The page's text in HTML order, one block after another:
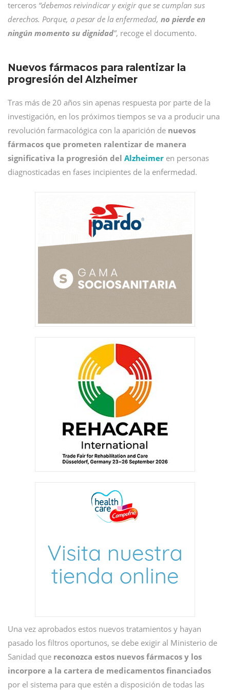
terceros “debemos reivindicar y exigir que se cumplan sus
derechos. Porque, a pesar de la enfermedad, no pierde en
ningún momento su dignidad”, recoge el documento.
Nuevos fármacos para ralentizar la
progresión del Alzheimer
Tras más de 20 años sin apenas respuesta por parte de la
investigación, en los próximos tiempos se va a producir una
revolución farmacológica con la aparición de nuevos
fármacos que prometen ralentizar de manera
significativa la progresión del Alzheimer en personas
diagnosticadas en fases incipientes de la enfermedad.
Una vez aprobados estos nuevos tratamientos y hayan
pasado los filtros oportunos, se debe exigir al Ministerio de
Sanidad que reconozca estos nuevos fármacos y los
incorpore a la cartera de medicamentos financiados
por el sistema para que estén a disposición de todas las